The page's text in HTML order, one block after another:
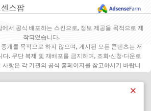
스팜
서 공식 배포하는 스킨으로, 정보 제공을 목적으로 제
작되었습니다.
개를 목적으로 하지 않으며, 게시된 모든 콘텐츠는 저
. 무단 복제 및 재배포를 금지하며, 조회·신청·다운로
사항은 각 기관의 공식 홈페이지를 참고하시기 바랍니
✕